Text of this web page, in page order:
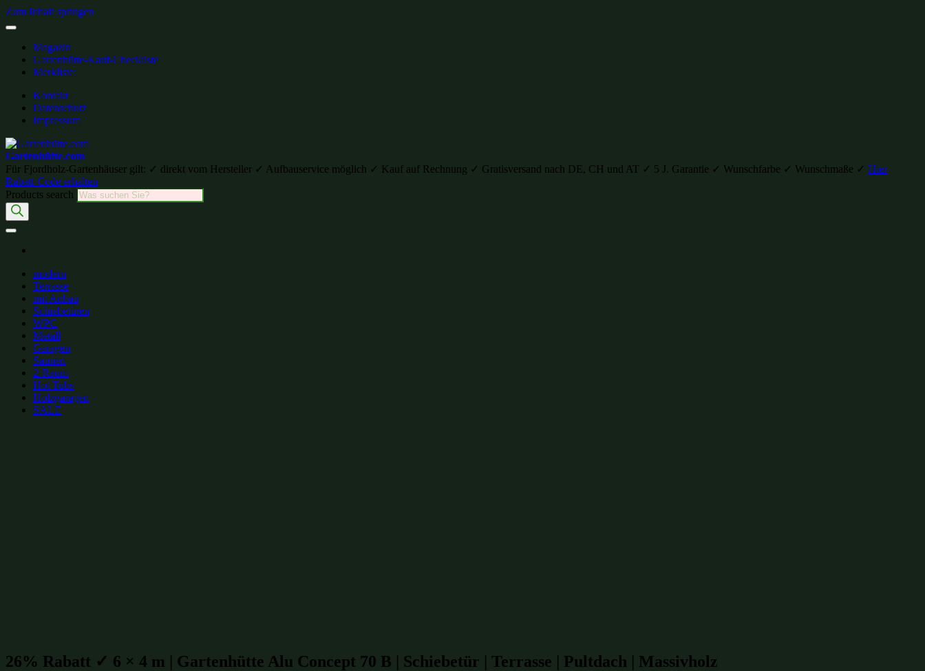
Zum Inhalt springen
Magazin
Gartenhütte-Kauf-Checkliste
Merkliste:
Kontakt
Datenschutz
Impressum
Gartenhütte.com
Für Fjordholz-Gartenhäuser gilt: ✓ direkt vom Hersteller ✓ Aufbauservice möglich ✓ Kauf auf Rechnung ✓ Gratisversand nach DE, CH und AT ✓ 5 J. Garantie ✓ Wunschfarbe ✓ Wunschmaße ✓ Hier
Rabatt-Code erhalten
Products search
modern
Terrasse
mit Anbau
Schiebetüren
WPC
Metall
Garagen
Saunen
2-Raum
Hot Tubs
Holzgaragen
SALE
26% Rabatt ✓ 6 × 4 m | Gartenhütte Alu Concept 70 B | Schiebetür | Terrasse | Pultdach | Massivholz